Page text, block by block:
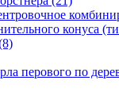
конуса
перового по